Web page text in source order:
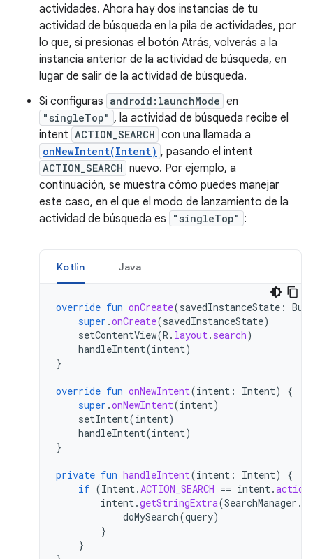
actividades. Ahora hay dos instancias de tu
actividad de búsqueda en la pila de actividades, por
lo que, si presionas el botón Atrás, volverás a la
instancia anterior de la actividad de búsqueda, en
lugar de salir de la actividad de búsqueda.
Si configuras android:launchMode en
"singleTop" , la actividad de búsqueda recibe el
intent ACTION_SEARCH con una llamada a
onNewIntent(Intent) , pasando el intent
ACTION_SEARCH nuevo. Por ejemplo, a
continuación, se muestra cómo puedes manejar
este caso, en el que el modo de lanzamiento de la
actividad de búsqueda es
"singleTop" :
Kotlin Java
override fun onCreate(savedInstanceState :
super .onCreate(savedInstanceState)
setContentView(R . layout. search)
handleIntent(intent)
}
override fun onNewIntent(intent : Intent)
{
super .onNewIntent(intent)
setIntent(intent)
handleIntent(intent)
}
private fun handleIntent(intent : Intent)
{
if (Intent.ACTION_SEARCH == intent.action
intent.getStringExtra(SearchManager .
doMySearch(query)
}
}